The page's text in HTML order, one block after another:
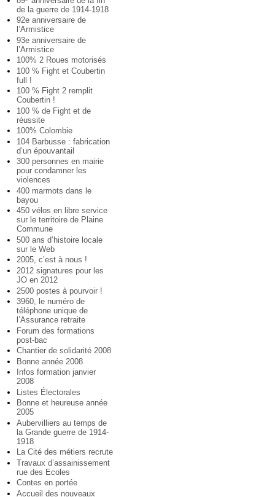
de la guerre de 1914-1918
92e anniversaire de
l’Armistice
93e anniversaire de
l’Armistice
100% 2 Roues motorisés
100 % Fight et Coubertin
full !
100 % Fight 2 remplit
Coubertin !
100 % de Fight et de
réussite
100% Colombie
104 Barbusse : fabrication
d’un épouvantail
300 personnes en mairie
pour condamner les
violences
400 marmots dans le
bayou
450 vélos en libre service
sur le territoire de Plaine
Commune
500 ans d’histoire locale
sur le Web
2005, c’est à nous !
2012 signatures pour les
JO en 2012
2500 postes à pourvoir !
3960, le numéro de
téléphone unique de
l’Assurance retraite
Forum des formations
post-bac
Chantier de solidarité 2008
Bonne année 2008
Infos formation janvier
2008
Listes Électorales
Bonne et heureuse année
2005
Aubervilliers au temps de
la Grande guerre de 1914-
1918
La Cité des métiers recrute
Travaux d’assainissement
rue des Ecoles
Contes en portée
Accueil des nouveaux